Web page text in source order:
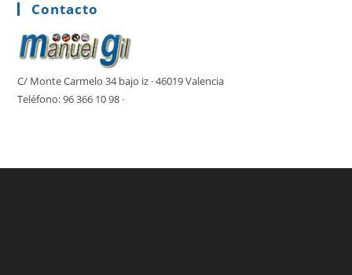
Contacto
C/ Monte Carmelo 34 bajo iz · 46019 Valencia
Teléfono: 96 366 10 98 ·